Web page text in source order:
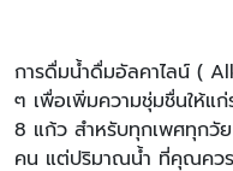
การดื่มน้ำดื่มอัลคาไลน์ (
ๆ เพื่อเพิ่มความชุ่มชื่นให้แ
8 แก้ว สำหรับทุกเพศทุกวั
คน แต่ปริมาณน้ำ ที่คุณคว